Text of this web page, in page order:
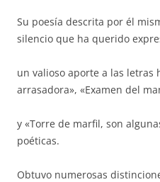
Su poesía descrita por él
silencio que ha querido
un valioso aporte a las letras
arrasadora», «Examen del
y «Torre de marfil, son
poéticas.
Obtuvo numerosas